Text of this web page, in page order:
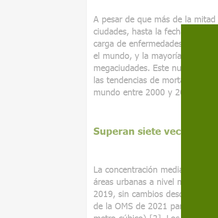
A pesar de que más de la
ciudades, hasta la fecha se ha
carga de enfermedades
el mundo, y la mayoría de las
megaciudades. Este nuevo
las tendencias de mortalidad
mundo entre 2000 y 2019.
Superan siete veces la
La concentración media de
áreas urbanas a nivel mundial
2019, sin cambios desde el año
de la OMS de 2021 para el